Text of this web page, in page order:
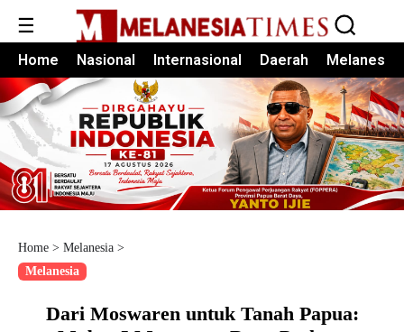
☰
Home Nasional Internasional Daerah Melanesia
Home > Melanesia >
Melanesia
Dari Moswaren untuk Tanah Papua: